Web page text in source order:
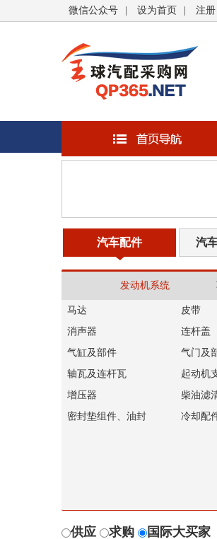
微信公众号 设为首页 注册
汽车配件 汽
发动机系统
马达 皮带
消声器
连杆盖
气缸及部件
气门及
轴瓦及连杆瓦
起动机
增压器
柴油滤
密封垫组件、油封
冷却配
供应 求购 国际大买家